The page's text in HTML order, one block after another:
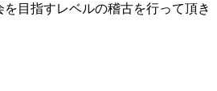
を目指すレベルの稽古を行って頂き